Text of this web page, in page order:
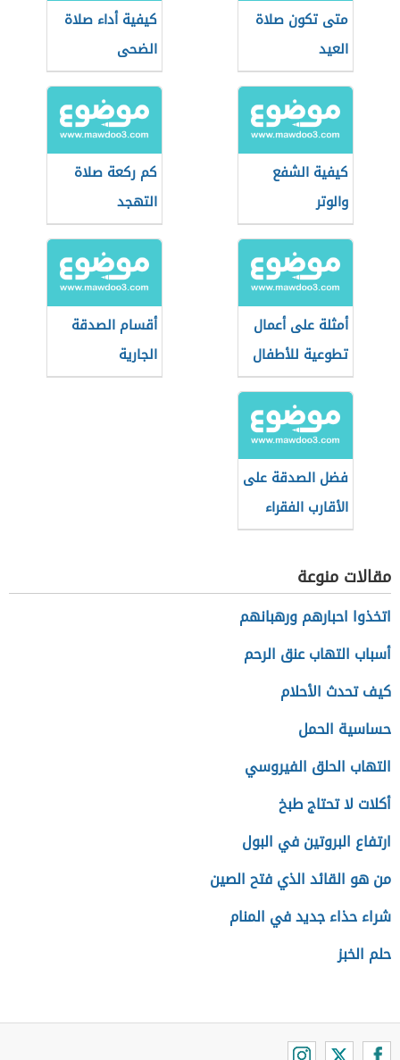
متى تكون صلاة
العيد
كيفية أداء صلاة
الضحى
كيفية الشفع
والوتر
كم ركعة صلاة
التهجد
أمثلة على أعمال
تطوعية للأطفال
أقسام الصدقة
الجارية
فضل الصدقة على
الأقارب الفقراء
مقالات منوعة
اتخذوا احبارهم ورهبانهم
أسباب التهاب عنق الرحم
كيف تحدث الأحلام
حساسية الحمل
التهاب الحلق الفيروسي
أكلات لا تحتاج طبخ
ارتفاع البروتين في البول
من هو القائد الذي فتح الصين
شراء حذاء جديد في المنام
حلم الخبز